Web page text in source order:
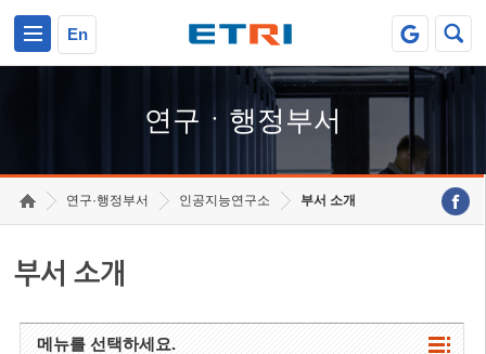
En
연구ㆍ행정부서
연구·행정부서 인공지능연구소 부서 소개
부서 소개
메뉴를 선택하세요.